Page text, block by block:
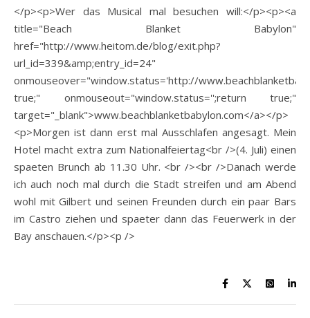
</p><p>Wer das Musical mal besuchen will:</p><p><a
title="Beach Blanket Babylon"
href="http://www.heitom.de/blog/exit.php?
url_id=339&amp;entry_id=24"
onmouseover="window.status='http://
true;" onmouseout="window.status='';return true;"
target="_blank">www.beachblanketbabylon.com</a></p>
<p>Morgen ist dann erst mal Ausschlafen angesagt. Mein
Hotel macht extra zum Nationalfeiertag<br />(4. Juli) einen
spaeten Brunch ab 11.30 Uhr. <br /><br />Danach werde
ich auch noch mal durch die Stadt streifen und am Abend
wohl mit Gilbert und seinen Freunden durch ein paar Bars
im Castro ziehen und spaeter dann das Feuerwerk in der
Bay anschauen.</p><p />